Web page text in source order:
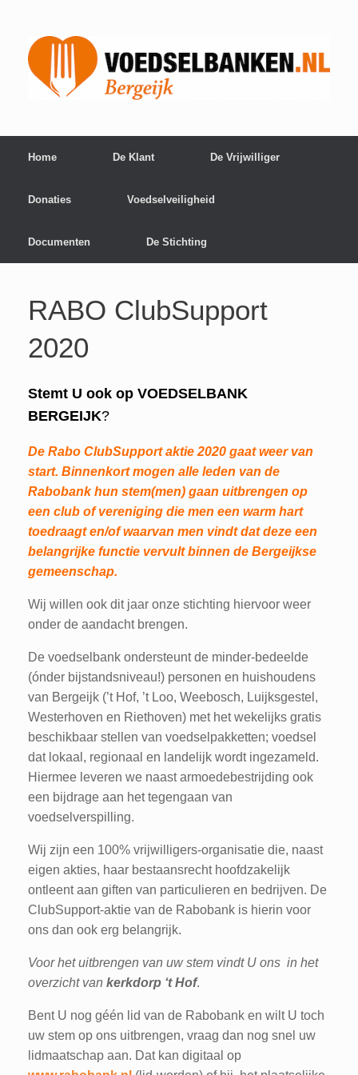
Home De Klant De Vrijwilliger
Donaties Voedselveiligheid
Documenten De Stichting
RABO ClubSupport
2020
Stemt U ook op VOEDSELBANK
BERGEIJK?
De Rabo ClubSupport aktie 2020 gaat weer van
start. Binnenkort mogen alle leden van de
Rabobank hun stem(men) gaan uitbrengen op
een club of vereniging die men een warm hart
toedraagt en/of waarvan men vindt dat deze een
belangrijke functie vervult binnen de Bergeijkse
gemeenschap.
Wij willen ook dit jaar onze stichting hiervoor weer
onder de aandacht brengen.
De voedselbank ondersteunt de minder-bedeelde
(ónder bijstandsniveau!) personen en huishoudens
van Bergeijk (’t Hof, ’t Loo, Weebosch, Luijksgestel,
Westerhoven en Riethoven) met het wekelijks gratis
beschikbaar stellen van voedselpakketten; voedsel
dat lokaal, regionaal en landelijk wordt ingezameld.
Hiermee leveren we naast armoedebestrijding ook
een bijdrage aan het tegengaan van
voedselverspilling.
Wij zijn een 100% vrijwilligers-organisatie die, naast
eigen akties, haar bestaansrecht hoofdzakelijk
ontleent aan giften van particulieren en bedrijven. De
ClubSupport-aktie van de Rabobank is hierin voor
ons dan ook erg belangrijk.
Voor het uitbrengen van uw stem vindt U ons in het
overzicht van kerkdorp ‘t Hof.
Bent U nog géén lid van de Rabobank en wilt U toch
uw stem op ons uitbrengen, vraag dan nog snel uw
lidmaatschap aan. Dat kan digitaal op